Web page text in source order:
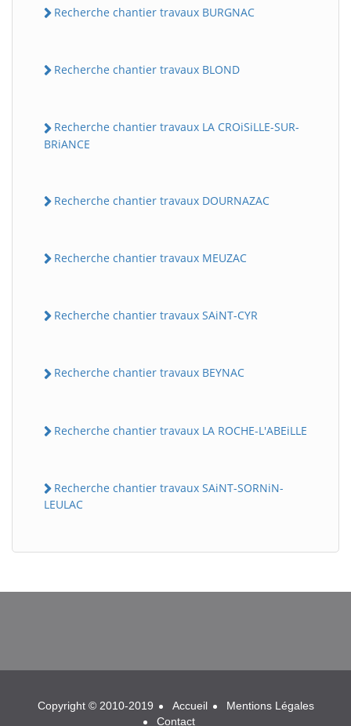
Recherche chantier travaux BURGNAC
Recherche chantier travaux BLOND
Recherche chantier travaux LA CROiSiLLE-SUR-
BRiANCE
Recherche chantier travaux DOURNAZAC
Recherche chantier travaux MEUZAC
Recherche chantier travaux SAiNT-CYR
Recherche chantier travaux BEYNAC
Recherche chantier travaux LA ROCHE-L'ABEiLLE
Recherche chantier travaux SAiNT-SORNiN-
LEULAC
BatiWebPro
Copyright © 2010-2019 Accueil
Mentions Légales
Contact